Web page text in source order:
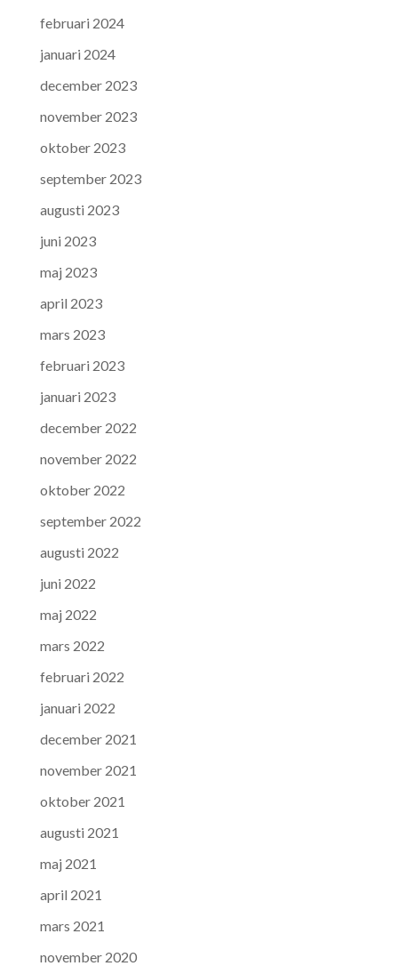
februari 2024
januari 2024
december 2023
november 2023
oktober 2023
september 2023
augusti 2023
juni 2023
maj 2023
april 2023
mars 2023
februari 2023
januari 2023
december 2022
november 2022
oktober 2022
september 2022
augusti 2022
juni 2022
maj 2022
mars 2022
februari 2022
januari 2022
december 2021
november 2021
oktober 2021
augusti 2021
maj 2021
april 2021
mars 2021
november 2020